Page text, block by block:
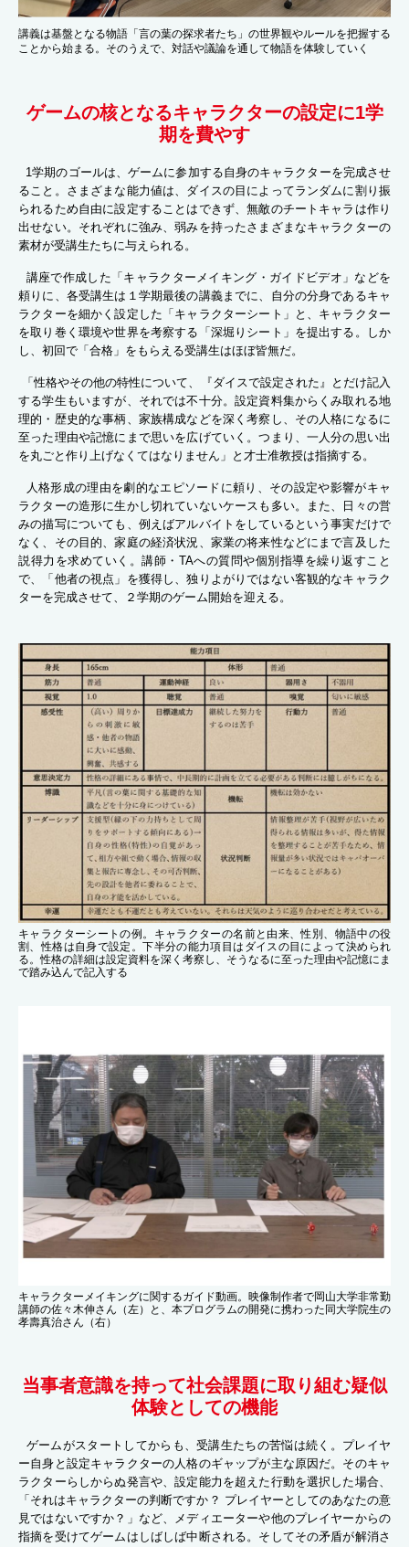
講義は基盤となる物語「言の葉の探求者たち」の世界観やルールを把握する
ことから始まる。そのうえで、対話や議論を通して物語を体験していく
ゲームの核となるキャラクターの設定に1学
期を費やす
1学期のゴールは、ゲームに参加する自身のキャラクターを完成させ
ること。さまざまな能力値は、ダイスの目によってランダムに割り振
られるため自由に設定することはできず、無敵のチートキャラは作り
出せない。それぞれに強み、弱みを持ったさまざまなキャラクターの
素材が受講生たちに与えられる。
講座で作成した「キャラクターメイキング・ガイドビデオ」などを
頼りに、各受講生は１学期最後の講義までに、自分の分身であるキャ
ラクターを細かく設定した「キャラクターシート」と、キャラクター
を取り巻く環境や世界を考察する「深堀りシート」を提出する。しか
し、初回で「合格」をもらえる受講生はほぼ皆無だ。
「性格やその他の特性について、『ダイスで設定された』とだけ記入
する学生もいますが、それでは不十分。設定資料集からくみ取れる地
理的・歴史的な事柄、家族構成などを深く考察し、その人格になるに
至った理由や記憶にまで思いを広げていく。つまり、一人分の思い出
を丸ごと作り上げなくてはなりません」と才士准教授は指摘する。
人格形成の理由を劇的なエピソードに頼り、その設定や影響がキャ
ラクターの造形に生かし切れていないケースも多い。また、日々の営
みの描写についても、例えばアルバイトをしているという事実だけで
なく、その目的、家庭の経済状況、家業の将来性などにまで言及した
説得力を求めていく。講師・TAへの質問や個別指導を繰り返すこと
で、「他者の視点」を獲得し、独りよがりではない客観的なキャラク
ターを完成させて、２学期のゲーム開始を迎える。
キャラクターシートの例。キャラクターの名前と由来、性別、物語中の役
割、性格は自身で設定。下半分の能力項目はダイスの目によって決められ
る。性格の詳細は設定資料を深く考察し、そうなるに至った理由や記憶にま
で踏み込んで記入する
キャラクターメイキングに関するガイド動画。映像制作者で岡山大学非常勤
講師の佐々木伸さん（左）と、本プログラムの開発に携わった同大学院生の
孝壽真治さん（右）
当事者意識を持って社会課題に取り組む疑似
体験としての機能
ゲームがスタートしてからも、受講生たちの苦悩は続く。プレイヤ
ー自身と設定キャラクターの人格のギャップが主な原因だ。そのキャ
ラクターらしからぬ発言や、設定能力を超えた行動を選択した場合、
「それはキャラクターの判断ですか？ プレイヤーとしてのあなたの意
見ではないですか？」など、メディエーターや他のプレイヤーからの
指摘を受けてゲームはしばしば中断される。そしてその矛盾が解消さ